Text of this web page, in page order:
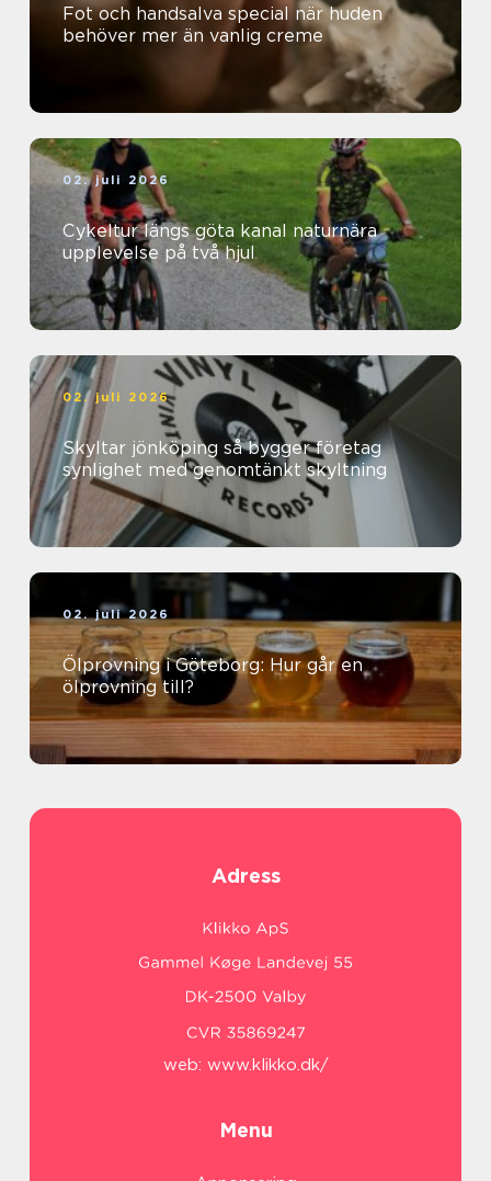
Fot och handsalva special när huden
behöver mer än vanlig creme
02. juli 2026
Cykeltur längs göta kanal naturnära
upplevelse på två hjul
02. juli 2026
Skyltar jönköping så bygger företag
synlighet med genomtänkt skyltning
02. juli 2026
Ölprovning i Göteborg: Hur går en
ölprovning till?
Adress
web: www.klikko.dk/
Menu